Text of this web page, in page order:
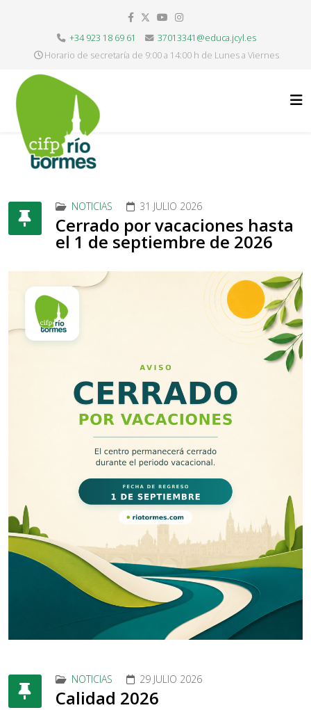
+34 923 18 69 61
37013341@educa.jcyl.es
Horario de secretaría de 9:00 a 14:00 h de Lunes a Viernes
NOTICIAS 31 JULIO 2026
Cerrado por vacaciones hasta
el 1 de septiembre de 2026
NOTICIAS 29 JULIO 2026
Calidad 2026